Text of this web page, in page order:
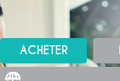
ACHETER